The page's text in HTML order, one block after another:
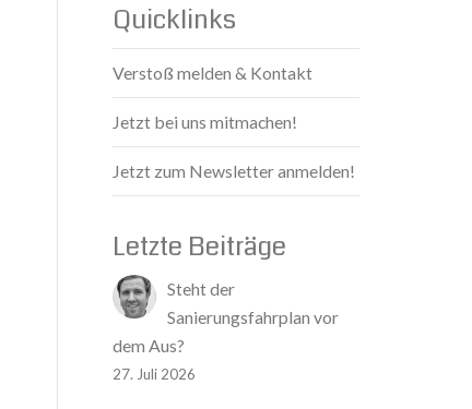
Quicklinks
Verstoß melden & Kontakt
Jetzt bei uns mitmachen!
Jetzt zum Newsletter anmelden!
Letzte Beiträge
Steht der
Sanierungsfahrplan vor
dem Aus?
27. Juli 2026